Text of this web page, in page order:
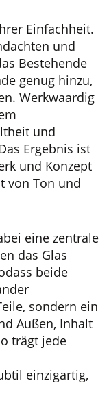
Einfachheit.
und
Bestehende
genug hinzu,
Werkwaardig
und
Ergebnis ist
und Konzept
von Ton und
eine zentrale
das Glas
beide
sondern ein
Außen, Inhalt
trägt jede
einzigartig,